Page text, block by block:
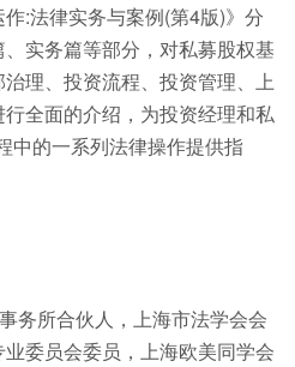
作:法律实务与案例(第4版)》分
实务篇等部分，对私募股权基
理、投资流程、投资管理、上
全面的介绍，为投资经理和私
中的一系列法律操作提供指
务所合伙人，上海市法学会会
委员会委员，上海欧美同学会